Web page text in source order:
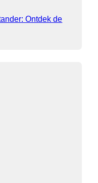
Ontdek de